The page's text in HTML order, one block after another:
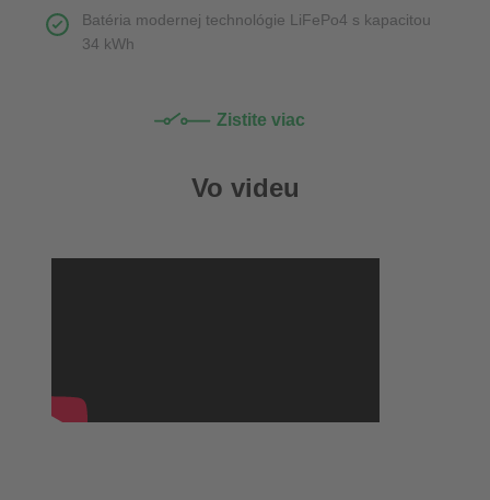
Batéria modernej technológie LiFePo4 s kapacitou
34 kWh
Zistite viac
Vo videu